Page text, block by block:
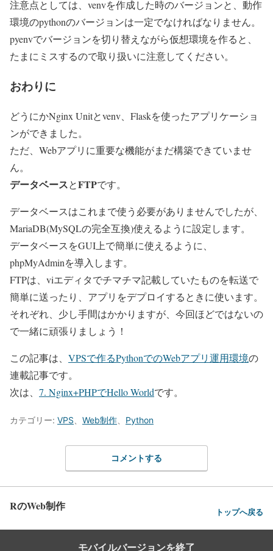
注意点としては、 venvを作成した時のバージョンと、動作
環境のpythonのバージョンは一定でなければなりません。
pyenvでバージョンを切り替えながら仮想環境を作ると、
たまにミスするので取り扱いに注意してください。
おわりに
どうにかNginx Unitとvenv、Flaskを使ったアプリケーショ
ンができました。
ただ、Webアプリに重要な機能がまだ構築できていませ
ん。
データベースとFTPです。
データベースはこれまで使う必要がありませんでしたが、
MariaDB(MySQLの完全互換)使えるように設定します。
データベースをGUI上で簡単に使えるように、
phpMyAdminを導入します。
FTPは、viエディタでチマチマ記載していたものを転送で
簡単に送ったり、アプリをデプロイするときに使います。
それぞれ、少し手間はかかりますが、今回ほどではないの
で一緒に頑張りましょう！
この記事は、 VPSで作るPythonでのWebアプリ運用環境の
連載記事です。
次は、 7. Nginx+PHPでHello Worldです。
カテゴリー: VPS Web制作 Python
コメントする
RのWeb制作 トップへ戻る
モバイルバージョンを終了